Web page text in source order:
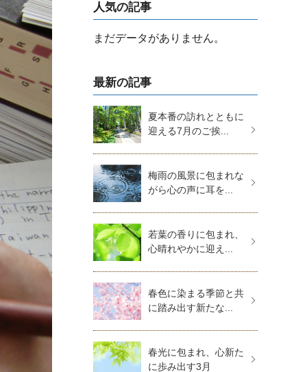
人気の記事
まだデータがありません。
最新の記事
夏本番の訪れとともに
迎える7月のご挨...
梅雨の風景に包まれな
がら心の声に耳を...
若葉の香りに包まれ、
心晴れやかに迎え...
春色に染まる季節と共
に踏み出す新たな...
春光に包まれ、心新た
に歩み出す3月